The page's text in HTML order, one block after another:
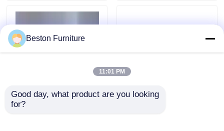
Nachrichten
Blog
Melaminkartonspeicher
Beston Furniture
11:01 PM
Good day, what product are you looking
for?